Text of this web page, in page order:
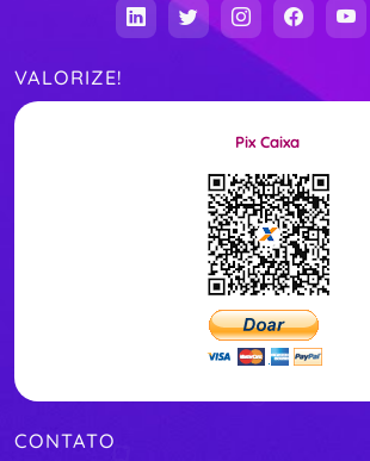
VALORIZE!
Pix Caixa
CONTATO